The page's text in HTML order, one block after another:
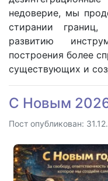
недоверие, мы
стирании
развитию
построения более
существующих и
С Новым
Пост опубликован: